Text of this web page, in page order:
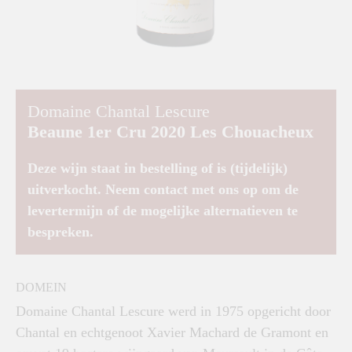
Domaine Chantal Lescure
Beaune 1er Cru 2020 Les Chouacheux
Deze wijn staat in bestelling of is (tijdelijk)
uitverkocht. Neem contact met ons op om de
levertermijn of de mogelijke alternatieven te
bespreken.
DOMEIN
Domaine Chantal Lescure werd in 1975 opgericht door
Chantal en echtgenoot Xavier Machard de Gramont en